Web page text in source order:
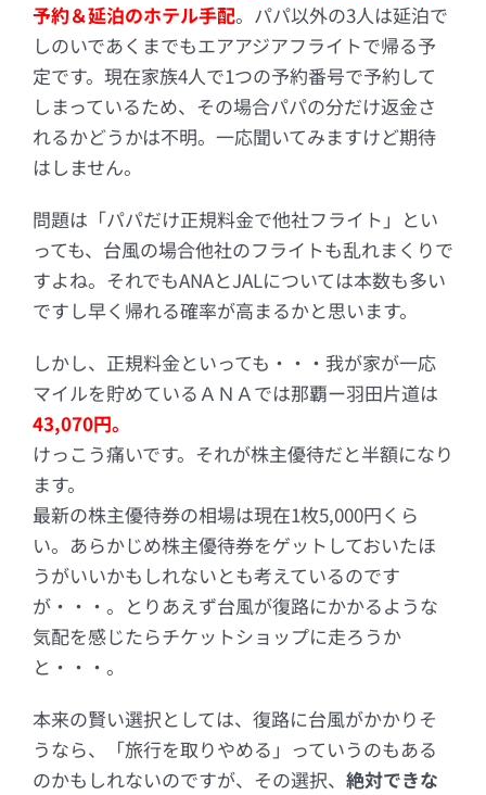
予約＆延泊のホテル手配。パパ以外の3人は延泊で
しのいであくまでもエアアジアフライトで帰る予
定です。現在家族4人で1つの予約番号で予約して
しまっているため、その場合パパの分だけ返金さ
れるかどうかは不明。一応聞いてみますけど期待
はしません。
問題は「パパだけ正規料金で他社フライト」とい
っても、台風の場合他社のフライトも乱れまくりで
すよね。それでもANAとJALについては本数も多い
ですし早く帰れる確率が高まるかと思います。
しかし、正規料金といっても・・・我が家が一応
マイルを貯めているＡＮＡでは那覇ー羽田片道は
43,070円。
けっこう痛いです。それが株主優待だと半額になり
ます。
最新の株主優待券の相場は現在1枚5,000円くら
い。あらかじめ株主優待券をゲットしておいたほ
うがいいかもしれないとも考えているのです
が・・・。とりあえず台風が復路にかかるような
気配を感じたらチケットショップに走ろうか
と・・・。
本来の賢い選択としては、復路に台風がかかりそ
うなら、「旅行を取りやめる」っていうのもある
のかもしれないのですが、その選択、 絶対できな